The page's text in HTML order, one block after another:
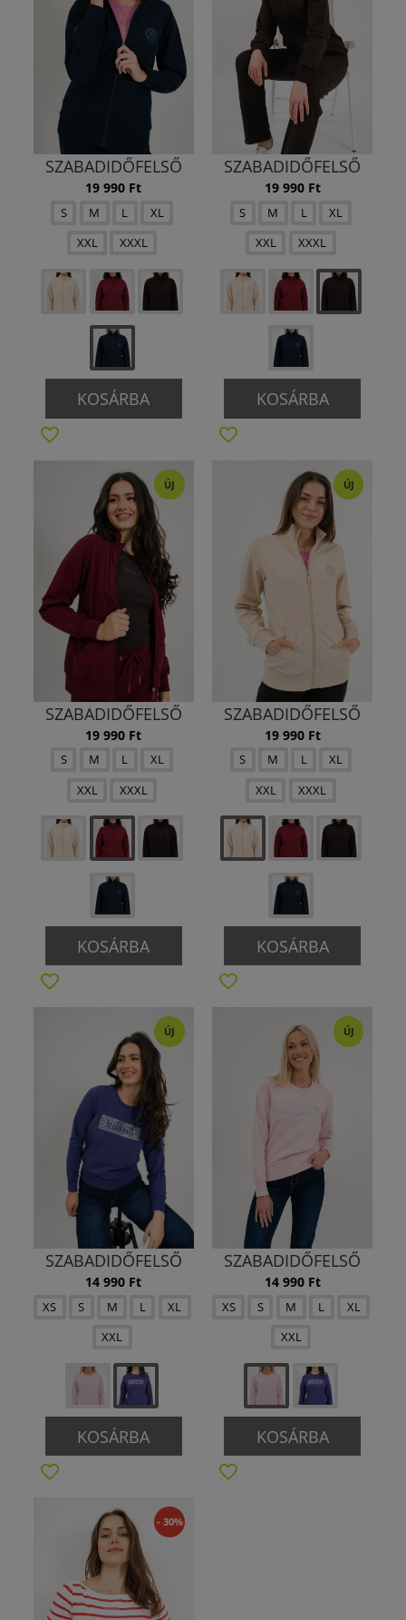
SZABADIDŐFELSŐ
19 990 Ft
S M L
XL
XXL
XXXL
KOSÁRBA
SZABADIDŐFELSŐ
19 990 Ft
S M L
XL
XXL
XXXL
KOSÁRBA
ÚJ
SZABADIDŐFELSŐ
19 990 Ft
S M L
XL
XXL
XXXL
KOSÁRBA
ÚJ
SZABADIDŐFELSŐ
19 990 Ft
S M L
XL
XXL
XXXL
KOSÁRBA
ÚJ
SZABADIDŐFELSŐ
14 990 Ft
XS S M L
XL
XXL
KOSÁRBA
ÚJ
SZABADIDŐFELSŐ
14 990 Ft
XS S M L
XL
XXL
KOSÁRBA
- 30%